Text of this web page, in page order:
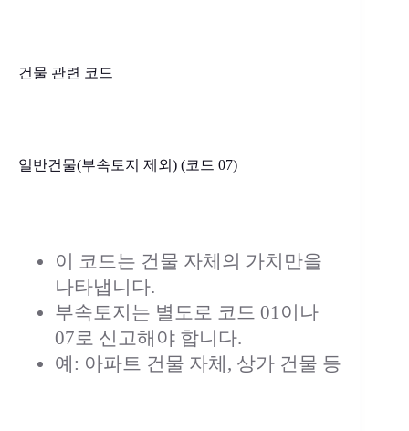
건물 관련 코드
일반건물(부속토지 제외) (코드 07)
이 코드는 건물 자체의 가치만을
나타냅니다.
부속토지는 별도로 코드 01이나
07로 신고해야 합니다.
예: 아파트 건물 자체, 상가 건물 등